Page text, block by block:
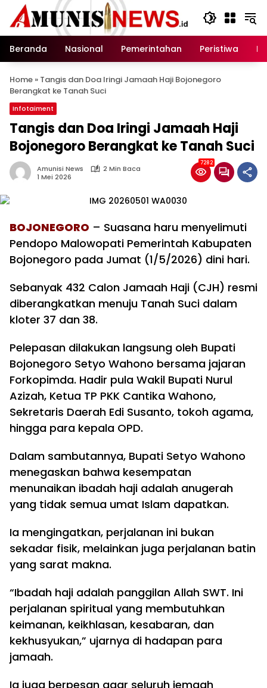
Langsung
konten
Beranda
Nasional Pemerintahan Peristiwa
Home » Tangis dan Doa Iringi Jamaah Haji Bojonegoro
Berangkat ke Tanah Suci
Infotaiment
Tangis dan Doa Iringi Jamaah Haji
Bojonegoro Berangkat ke Tanah Suci
Amunisi News
2 Min Baca
1 Mei 2026
7282
BOJONEGORO – Suasana haru menyelimuti
Pendopo Malowopati Pemerintah Kabupaten
Bojonegoro pada Jumat (1/5/2026) dini hari.
Sebanyak 432 Calon Jamaah Haji (CJH) resmi
diberangkatkan menuju Tanah Suci dalam
kloter 37 dan 38.
Pelepasan dilakukan langsung oleh Bupati
Bojonegoro Setyo Wahono bersama jajaran
Forkopimda. Hadir pula Wakil Bupati Nurul
Azizah, Ketua TP PKK Cantika Wahono,
Sekretaris Daerah Edi Susanto, tokoh agama,
hingga para kepala OPD.
Dalam sambutannya, Bupati Setyo Wahono
menegaskan bahwa kesempatan
menunaikan ibadah haji adalah anugerah
yang tidak semua umat Islam dapatkan.
Ia mengingatkan, perjalanan ini bukan
sekadar fisik, melainkan juga perjalanan batin
yang sarat makna.
“Ibadah haji adalah panggilan Allah SWT. Ini
perjalanan spiritual yang membutuhkan
keimanan, keikhlasan, kesabaran, dan
kekhusyukan,” ujarnya di hadapan para
jamaah.
Ia juga berpesan agar seluruh jemaah